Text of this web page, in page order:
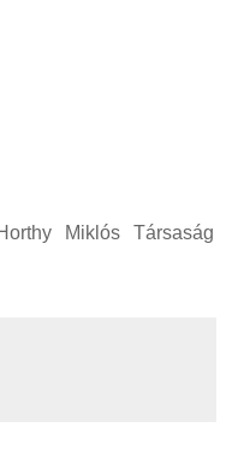
Miklós Társaság